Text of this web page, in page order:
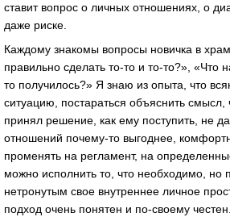
ставит вопрос о личных отношениях, о
даже риске.
Каждому знакомы вопросы новичка в
правильно сделать то-то и то-то?», «Что
то получилось?» Я знаю из опыта, что
ситуацию, постараться объяснить смысл,
принял решение, как ему поступить, не
отношений почему-то выгоднее,
променять на регламент, на
можно исполнить то, что необходимо, но
нетронутым свое внутреннее личное
подход очень понятен и по-своему честен.